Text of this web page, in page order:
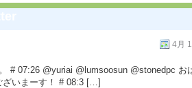
4月
# 07:26 @yuriai @lumsoosun @stonedpc お
ざいまーす！ # 08:3 […]